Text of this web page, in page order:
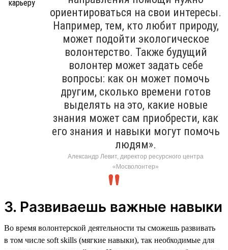
ориентироваться на свои интересы.
Например, тем, кто любит природу,
может подойти экологическое
волонтерство. Также будущий
волонтер может задать себе
вопросы: как он может помочь
другим, сколько времени готов
выделять на это, какие новые
знания может сам приобрести, как
его знания и навыки могут помочь
людям».
Александр Левит, директор ресурсного центра
«Мосволонтер»
3. Развиваешь важные навыки
Во время волонтерской деятельности ты сможешь развивать
в том числе soft skills (мягкие навыки), так необходимые для